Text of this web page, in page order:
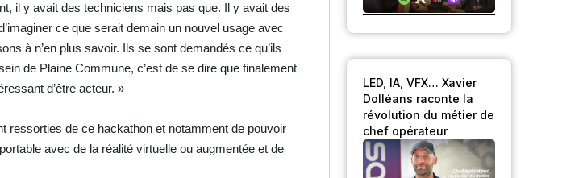
il y avait des techniciens mais pas que. Il y avait des
ce que serait demain un nouvel usage avec
à n’en plus savoir. Ils se sont demandés ce qu’ils
de Plaine Commune, c’est de se dire que finalement
d’être acteur. »
ressorties de ce hackathon et notamment de pouvoir
avec de la réalité virtuelle ou augmentée et de
LED, IA, VFX… Xavier
Dolléans raconte la
révolution du métier de
chef opérateur